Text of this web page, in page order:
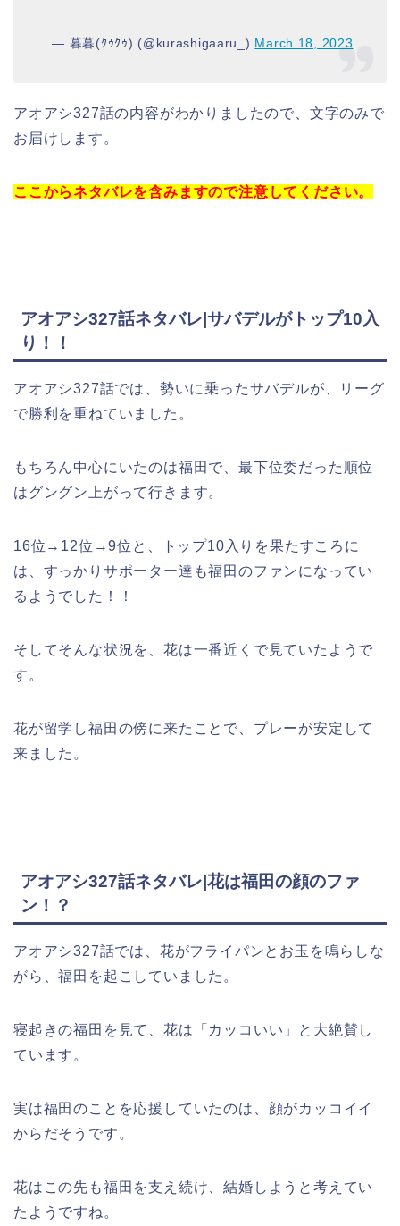
— 暮暮(ｸｩｸｩ) (@kurashigaaru_) March 18, 2023
アオアシ327話の内容がわかりましたので、文字のみで
お届けします。
ここからネタバレを含みますので注意してください。
アオアシ327話ネタバレ|サバデルがトップ10入
り！！
アオアシ327話では、勢いに乗ったサバデルが、リーグ
で勝利を重ねていました。
もちろん中心にいたのは福田で、最下位委だった順位
はグングン上がって行きます。
16位→12位→9位と、トップ10入りを果たすころに
は、すっかりサポーター達も福田のファンになってい
るようでした！！
そしてそんな状況を、花は一番近くで見ていたようで
す。
花が留学し福田の傍に来たことで、プレーが安定して
来ました。
アオアシ327話ネタバレ|花は福田の顔のファ
ン！？
アオアシ327話では、花がフライパンとお玉を鳴らしな
がら、福田を起こしていました。
寝起きの福田を見て、花は「カッコいい」と大絶賛し
ています。
実は福田のことを応援していたのは、顔がカッコイイ
からだそうです。
花はこの先も福田を支え続け、結婚しようと考えてい
たようですね。